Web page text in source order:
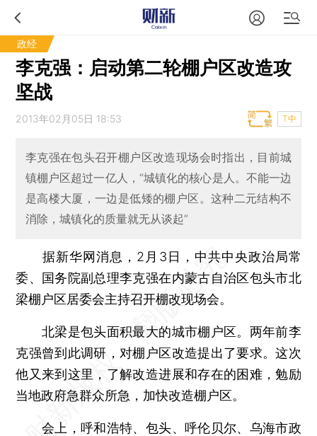
政经
李克强：启动第二轮棚户区改造攻
坚战
2013年02月05日 18:53 T中
李克强在包头召开棚户区改造现场会时指出，目前城
镇棚户区超过一亿人，“城镇化的核心是人。不能一边
是高楼大厦，一边是低矮的棚户区。这种二元结构不
消除，城镇化的质量就无从谈起”
据新华网消息，2月3日，中共中央政治局常
委、国务院副总理李克强在内蒙古自治区包头市北
梁棚户区居委会主持召开棚改现场会。
北梁是包头面积最大的城市棚户区。两年前李
克强曾到此调研，对棚户区改造提出了要求。这次
他又来到这里，了解改造进展和存在的困难，勉励
当地政府急群众所急，加快改造棚户区。
会上，呼和浩特、包头、呼伦贝尔、乌海市政